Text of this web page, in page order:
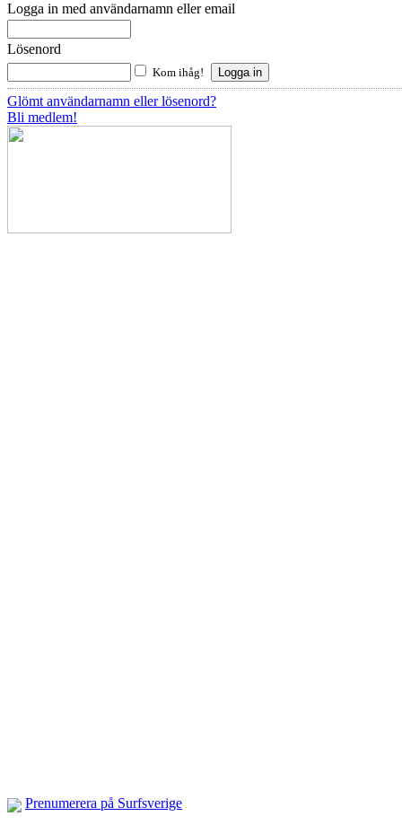
Logga in med användarnamn eller email
Lösenord
Kom ihåg!
Glömt användarnamn eller lösenord?
Bli medlem!
Prenumerera på Surfsverige